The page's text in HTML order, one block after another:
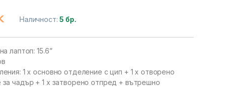
Наличност:5 бр.
лаптоп: 15.6”
1 x основно отделение с цип + 1 x отворено
за чадър + 1 x затворено отпред + вътрешно